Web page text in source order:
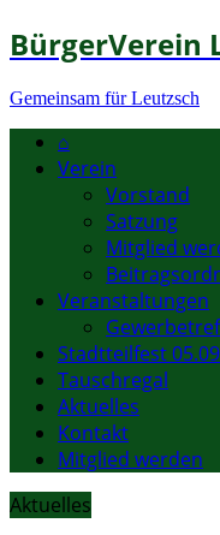
BürgerVerein
Gemeinsam für Leutzsch
⌂
Verein
Vorstand
Satzung
Mitglied
Veranstaltungen
Stadtteilfest
Tauschregal
Aktuelles
Kontakt
Mitglied werden
Aktuelles